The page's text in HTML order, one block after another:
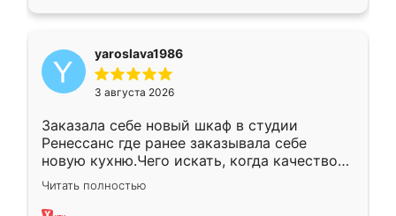
yaroslava1986
3 августа 2026
Заказала себе новый шкаф в студии
Ренессанс где ранее заказывала себе
новую кухню.Чего искать, когда качеством
вполне довольна. Служит кухня уже почти
два года, нареканий нет.
Читать полностью